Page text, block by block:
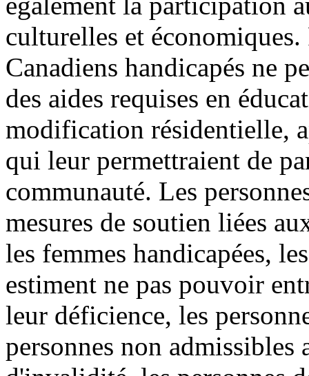
culturelles et
Canadiens handicapés ne
des aides requises en
modification résidentielle,
qui leur permettraient de
communauté. Les
mesures de soutien liées
les femmes handicapées,
estiment ne pas pouvoir
leur déficience, les
personnes non admissibles